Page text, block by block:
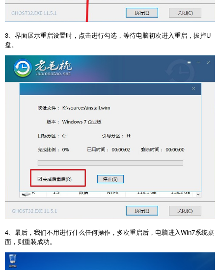
3、界面展示重启设置时，点击进行勾选，等待电脑初次进入重启，拔掉U
盘。
4、最后，我们不用进行什么任何操作，多次重启后，电脑进入Win7系统桌
面，则重装成功。